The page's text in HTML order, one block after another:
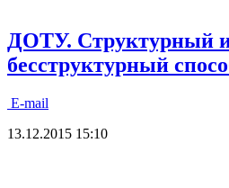
ДОТУ. Структурный
бесструктурный
E-mail
13.12.2015 15:10